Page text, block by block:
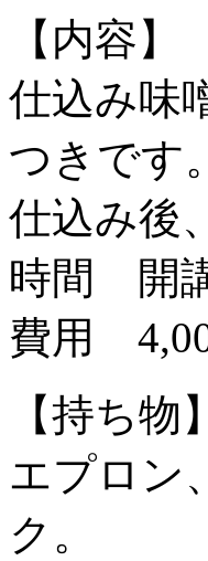
【内容】
仕込み味
つきです。
仕込み後
時間 開
費用
【持ち物】
エプロン
ク。